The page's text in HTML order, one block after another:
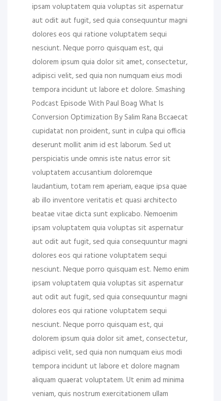
ipsam voluptatem quia voluptas sit aspernatur
aut odit aut fugit, sed quia consequuntur magni
dolores eos qui ratione voluptatem sequi
nesciunt. Neque porro quisquam est, qui
dolorem ipsum quia dolor sit amet, consectetur,
adipisci velit, sed quia non numquam eius modi
tempora incidunt ut labore et dolore. Smashing
Podcast Episode With Paul Boag What Is
Conversion Optimization By Salim Rana Bccaecat
cupidatat non proident, sunt in culpa qui officia
deserunt mollit anim id est laborum. Sed ut
perspiciatis unde omnis iste natus error sit
voluptatem accusantium doloremque
laudantium, totam rem aperiam, eaque ipsa quae
ab illo inventore veritatis et quasi architecto
beatae vitae dicta sunt explicabo. Nemoenim
ipsam voluptatem quia voluptas sit aspernatur
aut odit aut fugit, sed quia consequuntur magni
dolores eos qui ratione voluptatem sequi
nesciunt. Neque porro quisquam est. Nemo enim
ipsam voluptatem quia voluptas sit aspernatur
aut odit aut fugit, sed quia consequuntur magni
dolores eos qui ratione voluptatem sequi
nesciunt. Neque porro quisquam est, qui
dolorem ipsum quia dolor sit amet, consectetur,
adipisci velit, sed quia non numquam eius modi
tempora incidunt ut labore et dolore magnam
aliquam quaerat voluptatem. Ut enim ad minima
veniam, quis nostrum exercitationem ullam